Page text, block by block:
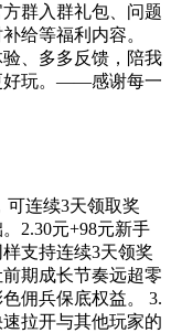
群入群礼包、问题
给等福利内容。
、多多反馈，陪我
好玩。——感谢每一
可连续3天领取奖
2.30元+98元新手
支持连续3天领奖
期成长节奏远超零
佣兵保底权益。 3.
拉开与其他玩家的